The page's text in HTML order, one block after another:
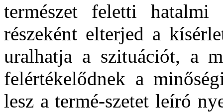
természet feletti
részeként elterjed a
uralhatja a szituációt, a
felértékelődnek a
lesz a termé-szetet leíró